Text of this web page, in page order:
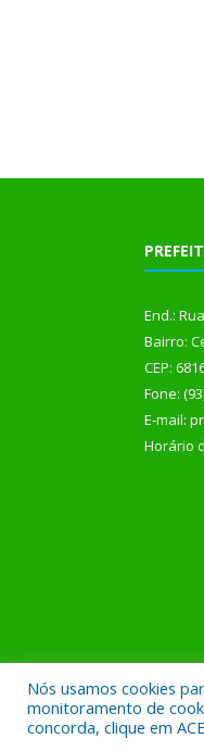
End.:
Bairro:
CEP:
Fone:
E-mail:
Horário
Todos
Nós usamos cookies
monitoramento de
concorda, clique em